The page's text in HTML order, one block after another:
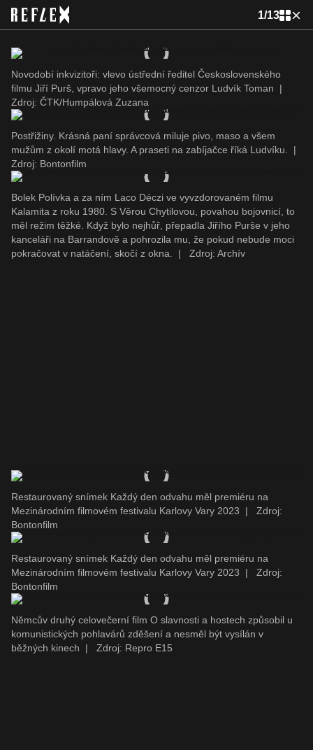
1/13
Novodobí inkvizitoři: vlevo ústřední ředitel Československého
filmu Jiří Purš, vpravo jeho všemocný cenzor Ludvík Toman
|
Zdroj: ČTK/Humpálová Zuzana
Postřižiny. Krásná paní správcová miluje pivo, maso a všem
mužům z okolí motá hlavy. A praseti na zabíjačce říká Ludvíku.
|
Zdroj: Bontonfilm
Bolek Polívka a za ním Laco Déczi ve vyvzdorovaném filmu
Kalamita z roku 1980. S Věrou Chytilovou, povahou bojovnicí, to
měl režim těžké. Když bylo nejhůř, přepadla Jiřího Purše v jeho
kanceláři na Barrandově a pohrozila mu, že pokud nebude moci
pokračovat v natáčení, skočí z okna.
| Zdroj: Archív
Restaurovaný snímek Každý den odvahu měl premiéru na
Mezinárodním filmovém festivalu Karlovy Vary 2023
|
Zdroj:
Bontonfilm
Restaurovaný snímek Každý den odvahu měl premiéru na
Mezinárodním filmovém festivalu Karlovy Vary 2023
|
Zdroj:
Bontonfilm
Němcův druhý celovečerní film O slavnosti a hostech způsobil u
komunistických pohlavárů zděšení a nesměl být vysílán v
běžných kinech
| Zdroj: Repro E15